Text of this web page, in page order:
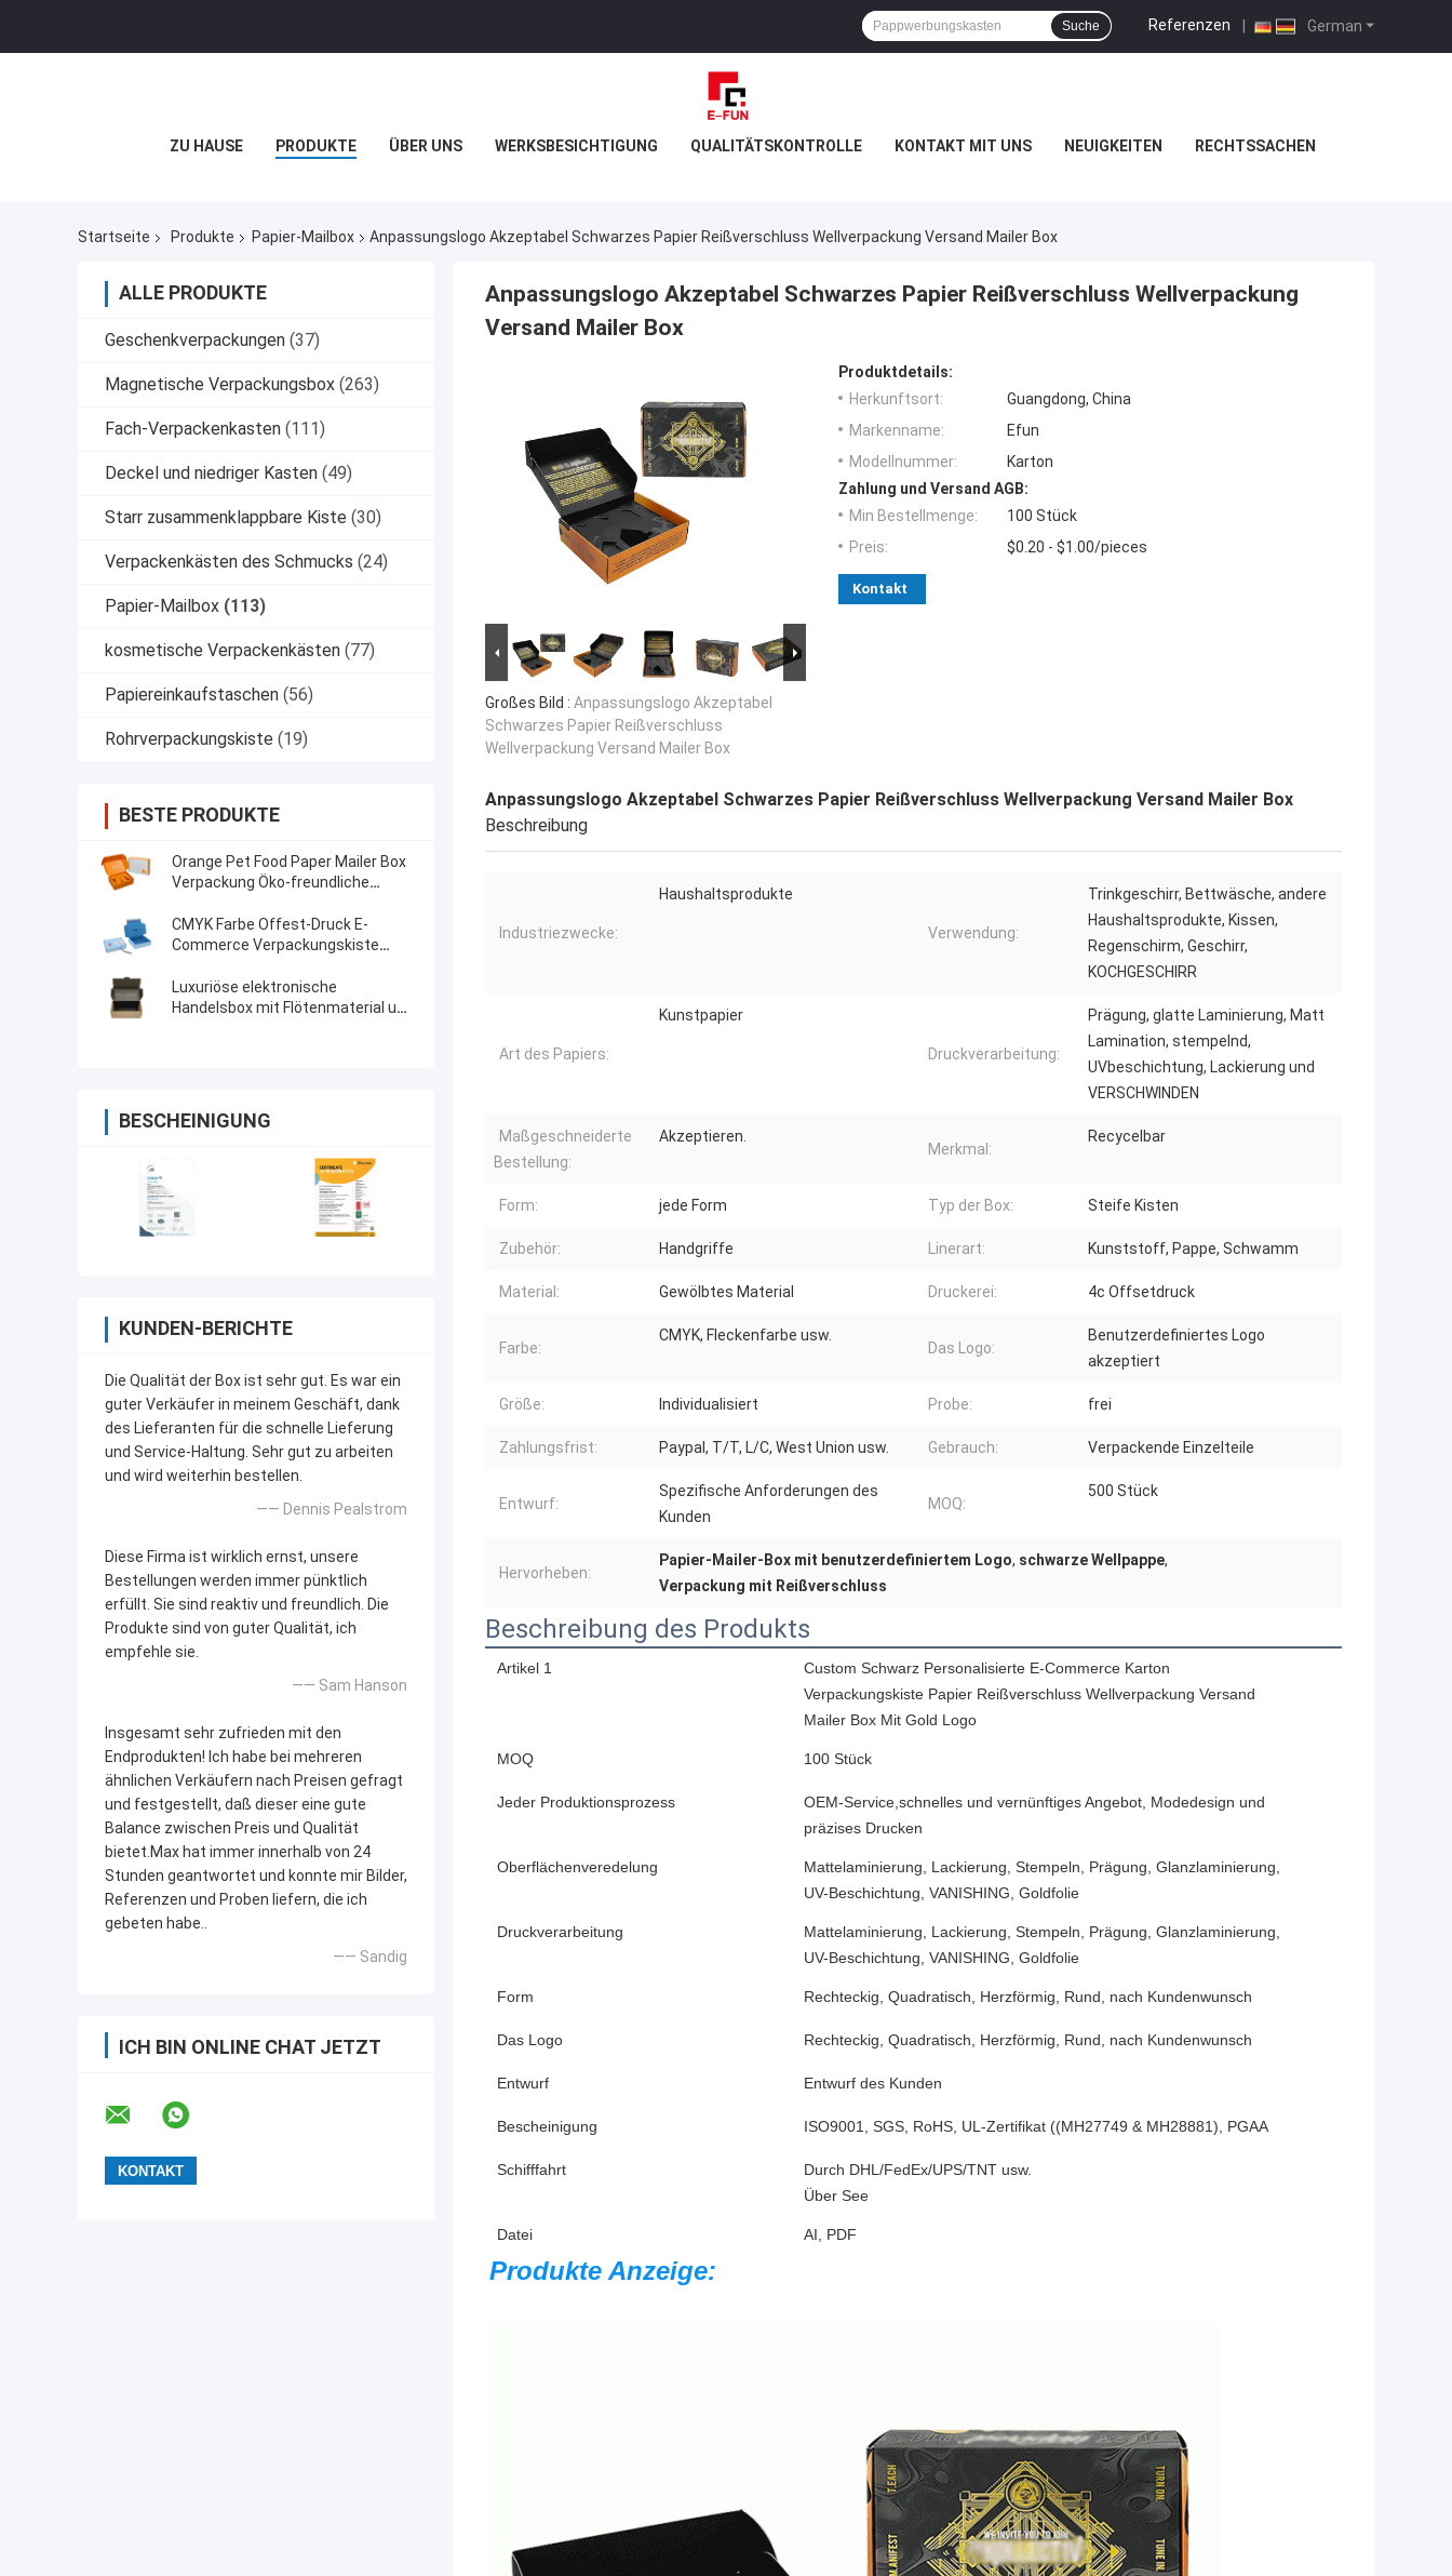
German
Referenzen |
Suche
ZU HAUSE PRODUKTE ÜBER UNS WERKSBESICHTIGUNG QUALITÄTSKONTROLLE KONTAKT MIT UNS NEUIGKEITEN RECHTSSACHEN
Startseite Produkte Papier-Mailbox Anpassungslogo Akzeptabel Schwarzes Papier Reißverschluss Wellverpackung Versand Mailer Box
ALLE PRODUKTE
Geschenkverpackungen (37)
Magnetische Verpackungsbox (263)
Fach-Verpackenkasten (111)
Deckel und niedriger Kasten (49)
Starr zusammenklappbare Kiste (30)
Verpackenkästen des Schmucks (24)
Papier-Mailbox (113)
kosmetische Verpackenkästen (77)
Papiereinkaufstaschen (56)
Rohrverpackungskiste (19)
BESTE PRODUKTE
Orange Pet Food Paper Mailer Box
Verpackung Öko-freundliche
CMYK Farbe Offest-Druck E-
Commerce Verpackungskiste
Luxuriöse elektronische
Handelsbox mit Flötenmaterial und
BESCHEINIGUNG
KUNDEN-BERICHTE
Die Qualität der Box ist sehr gut. Es war ein
guter Verkäufer in meinem Geschäft, dank
des Lieferanten für die schnelle Lieferung
und Service-Haltung. Sehr gut zu arbeiten
und wird weiterhin bestellen.
—— Dennis Pealstrom
Diese Firma ist wirklich ernst, unsere
Bestellungen werden immer pünktlich
erfüllt. Sie sind reaktiv und freundlich. Die
Produkte sind von guter Qualität, ich
empfehle sie.
—— Sam Hanson
Insgesamt sehr zufrieden mit den
Endprodukten! Ich habe bei mehreren
ähnlichen Verkäufern nach Preisen gefragt
und festgestellt, daß dieser eine gute
Balance zwischen Preis und Qualität
bietet.Max hat immer innerhalb von 24
Stunden geantwortet und konnte mir Bilder,
Referenzen und Proben liefern, die ich
gebeten habe..
—— Sandig
ICH BIN ONLINE CHAT JETZT
Anpassungslogo Akzeptabel Schwarzes Papier Reißverschluss Wellverpackung
Versand Mailer Box
Großes Bild : Anpassungslogo Akzeptabel
Schwarzes Papier Reißverschluss
Wellverpackung Versand Mailer Box
Produktdetails:
Herkunftsort:
Guangdong, China
Markenname:
Efun
Modellnummer:
Karton
Zahlung und Versand AGB:
Min Bestellmenge:
100 Stück
Preis:
$0.20 - $1.00/pieces
Kontakt
Anpassungslogo Akzeptabel Schwarzes Papier Reißverschluss Wellverpackung Versand Mailer Box
Beschreibung
Industriezwecke:
Haushaltsprodukte
Verwendung:
Trinkgeschirr, Bettwäsche, andere
Haushaltsprodukte, Kissen,
Regenschirm, Geschirr,
KOCHGESCHIRR
Art des Papiers:
Kunstpapier
Druckverarbeitung:
Prägung, glatte Laminierung, Matt
Lamination, stempelnd,
UVbeschichtung, Lackierung und
VERSCHWINDEN
Maßgeschneiderte
Bestellung:
Akzeptieren.
Merkmal:
Recycelbar
Form: jede Form Typ der Box: Steife Kisten
Zubehör: Handgriffe Linerart: Kunststoff, Pappe, Schwamm
Material: Gewölbtes Material Druckerei: 4c Offsetdruck
Farbe:
CMYK, Fleckenfarbe usw.
Das Logo:
Benutzerdefiniertes Logo
akzeptiert
Größe: Individualisiert Probe: frei
Zahlungsfrist: Paypal, T/T, L/C, West Union usw. Gebrauch: Verpackende Einzelteile
Entwurf:
Spezifische Anforderungen des
Kunden
MOQ:
500 Stück
Hervorheben:
Papier-Mailer-Box mit benutzerdefiniertem Logo, schwarze Wellpappe,
Verpackung mit Reißverschluss
Beschreibung des Produkts
Artikel 1
Custom Schwarz Personalisierte E-Commerce Karton
Verpackungskiste Papier Reißverschluss Wellverpackung Versand
Mailer Box Mit Gold Logo
MOQ 100 Stück
Jeder Produktionsprozess
OEM-Service,schnelles und vernünftiges Angebot, Modedesign und
präzises Drucken
Oberflächenveredelung
Mattelaminierung, Lackierung, Stempeln, Prägung, Glanzlaminierung,
UV-Beschichtung, VANISHING, Goldfolie
Druckverarbeitung
Mattelaminierung, Lackierung, Stempeln, Prägung, Glanzlaminierung,
UV-Beschichtung, VANISHING, Goldfolie
Form Rechteckig, Quadratisch, Herzförmig, Rund, nach Kundenwunsch
Das Logo Rechteckig, Quadratisch, Herzförmig, Rund, nach Kundenwunsch
Entwurf Entwurf des Kunden
Bescheinigung ISO9001, SGS, RoHS, UL-Zertifikat ((MH27749 & MH28881), PGAA
Schifffahrt
Durch DHL/FedEx/UPS/TNT usw.
Über See
Datei AI, PDF
Produkte Anzeige: